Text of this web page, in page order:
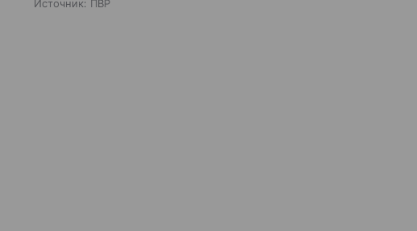
Источник: ПВР